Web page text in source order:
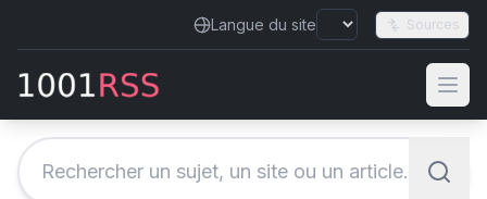
Langue du site Sources